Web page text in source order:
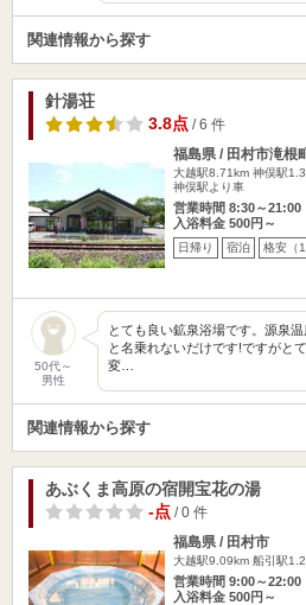
関連情報から探す
針湯荘
3.8点/ 6 件
福島県 / 田村市滝根
大越駅8.71km 神俣駅
神俣駅より車
営業時間 8:30～21:00
入浴料金 500円～
日帰り 宿泊 格安（
50代～
男性
とても良い鉱泉浴場です。源泉
と名乗れないだけです!ですがと
変…
関連情報から探す
あぶくま高原の宿開宝花の湯
-点/ 0 件
福島県 / 田村市
大越駅9.09km 船引駅
営業時間 9:00～22:00
入浴料金 500円～